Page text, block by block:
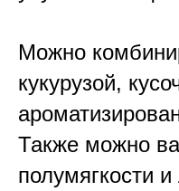
Можно
кукурузой,
Также можно
полумягкости